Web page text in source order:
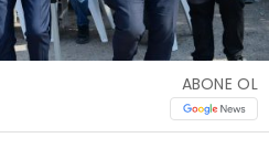
ABONE OL